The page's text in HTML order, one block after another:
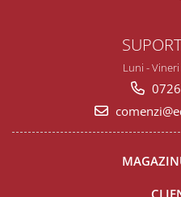
Luni - Vineri